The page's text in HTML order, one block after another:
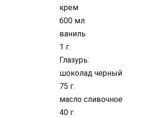
крем
600 мл
ваниль
1 г.
Глазурь:
шоколад черный
75 г.
масло сливочное
40 г.